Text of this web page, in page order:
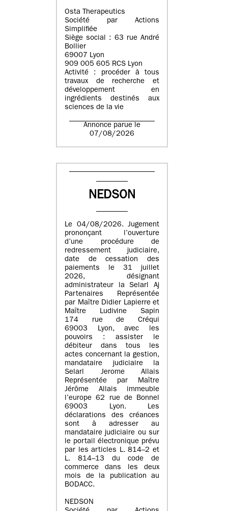
Osta Therapeutics
Société par Actions
Simplifiée
Siège social : 63 rue André
Bollier
69007 Lyon
909 005 605 RCS Lyon
Activité : procéder à tous
travaux de recherche et
développement en
ingrédients destinés aux
sciences de la vie
Annonce parue le
07/08/2026
NEDSON
Le 04/08/2026. Jugement
prononçant l’ouverture
d’une procédure de
redressement judiciaire,
date de cessation des
paiements le 31 juillet
2026, désignant
administrateur la Selarl Aj
Partenaires Représentée
par Maître Didier Lapierre et
Maître Ludivine Sapin
174 rue de Créqui
69003 Lyon, avec les
pouvoirs : assister le
débiteur dans tous les
actes concernant la gestion,
mandataire judiciaire la
Selarl Jerome Allais
Représentée par Maître
Jérôme Allais immeuble
l’europe 62 rue de Bonnel
69003 Lyon. Les
déclarations des créances
sont à adresser au
mandataire judiciaire ou sur
le portail électronique prévu
par les articles L. 814–2 et
L. 814–13 du code de
commerce dans les deux
mois de la publication au
BODACC.
NEDSON